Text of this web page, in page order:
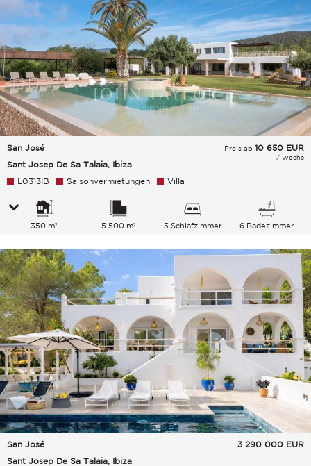
San José
Sant Josep De Sa Talaia, Ibiza
Preis ab 10 650 EUR
/ Woche
L0313IB Saisonvermietungen Villa
350 m² 5 500 m² 5 Schlafzimmer 6 Badezimmer
San José
Sant Josep De Sa Talaia, Ibiza
3 290 000 EUR